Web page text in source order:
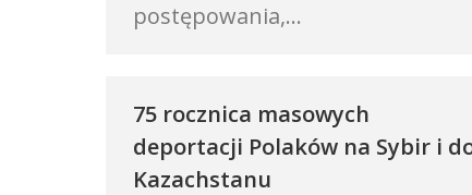
postępowania,…
75 rocznica masowych
deportacji Polaków na Sybir i
Kazachstanu